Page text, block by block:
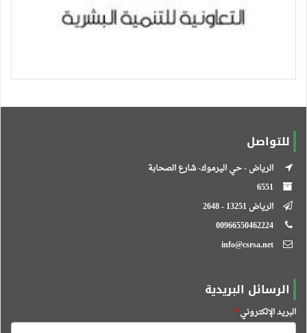
للتواصل
الرياض - حي اليرموك- شارع الصحابة
الرياض 13251 - 2648
الرسائل البريدية
البريد الإلكتروني*